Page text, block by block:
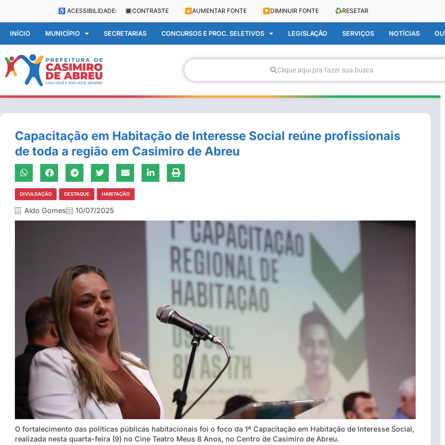
♿ ACESSIBILIDADE: 🔳 CONTRASTE 🔼 AUMENTAR FONTE 🔽 DIMINUIR FONTE ♻️RESETAR
INÍCIO MUNICÍPIO SECRETARIAS CONCURSOS E PROC. SELETIVOS LEGISLAÇÃO SERVIÇOS NOTÍCIAS
Clique aqui pra fazer sua busca
Capacitação em Habitação de Interesse Social reúne profissionais
de toda a região em Casimiro de Abreu
DIVULGAÇÃO DESTAQUE HABITAÇÃO
Aldo Gomes 10/07/2025
O fortalecimento das políticas públicas habitacionais foi o foco da 1ª Capacitação em Habitação de Interesse Social,
realizada nesta quarta-feira (9) no Cine Teatro Meus 8 Anos, no Centro de Casimiro de Abreu.